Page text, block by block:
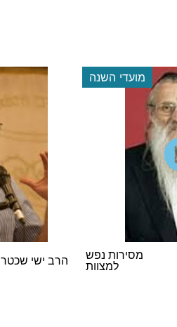
מועדי השנה
מסירות נפש
למצוות
הרב ישי שכטר